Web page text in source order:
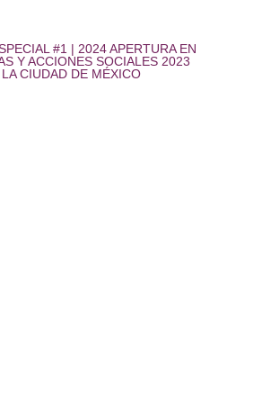
#1 | 2024 APERTURA EN
Y ACCIONES SOCIALES 2023
LA CIUDAD DE MÉXICO